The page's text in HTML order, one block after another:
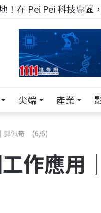
！在 Pei Pei 科技專區
尖端 產業
郭佩奇 (6/6)
工作應用